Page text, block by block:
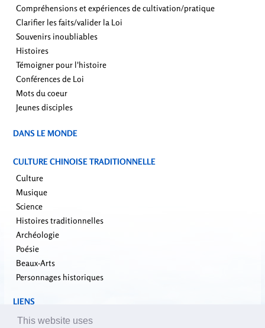
Compréhensions et expériences de cultivation/pratique
Clarifier les faits/valider la Loi
Souvenirs inoubliables
Histoires
Témoigner pour l'histoire
Conférences de Loi
Mots du coeur
Jeunes disciples
DANS LE MONDE
CULTURE CHINOISE TRADITIONNELLE
Culture
Musique
Science
Histoires traditionnelles
Archéologie
Poésie
Beaux-Arts
Personnages historiques
LIENS
falundafa.org
This website uses